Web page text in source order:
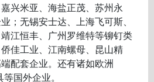
兴米亚、海盐正茂、苏州永
；无锡安士达、上海飞可斯、
江恒丰、广州罗维特等铆钉类
佳工业、江南螺母、昆山精
配套企业。还有诸如欧洲
国外企业。